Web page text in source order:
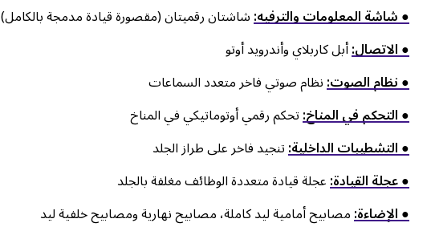
● شاشة المعلومات والترفيه:شاشتان رقميتان (مقصورة قيادة مدمجة بالكامل)
● الاتصال:أبل كاربلاي وأندرويد أوتو
● نظام الصوت:نظام صوتي فاخر متعدد السماعات
● التحكم في المناخ:تحكم رقمي أوتوماتيكي في المناخ
● التشطيبات الداخلية:تنجيد فاخر على طراز الجلد
● عجلة القيادة:عجلة قيادة متعددة الوظائف مغلفة بالجلد
● الإضاءة:مصابيح أمامية ليد كاملة، مصابيح نهارية ومصابيح خلفية ليد